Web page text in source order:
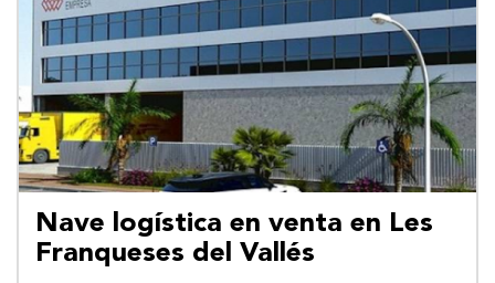
Nave logística en venta en Les
Franqueses del Vallés